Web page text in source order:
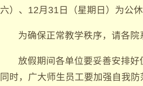
六）、12月31日（星期日）为公
为确保正常教学秩序，请各院
放假期间各单位要妥善安排好
同时，广大师生员工要加强自我